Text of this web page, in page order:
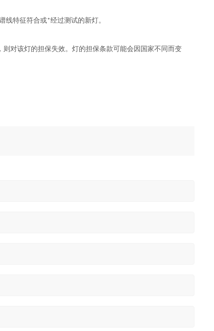
线特征符合或*经过测试的新灯。
对该灯的担保失效。灯的担保条款可能会因国家不同而变